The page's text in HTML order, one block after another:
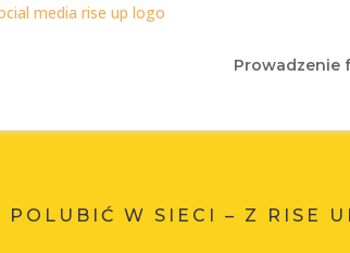
Prowadzenie
POLUBIĆ W SIECI – Z RISE